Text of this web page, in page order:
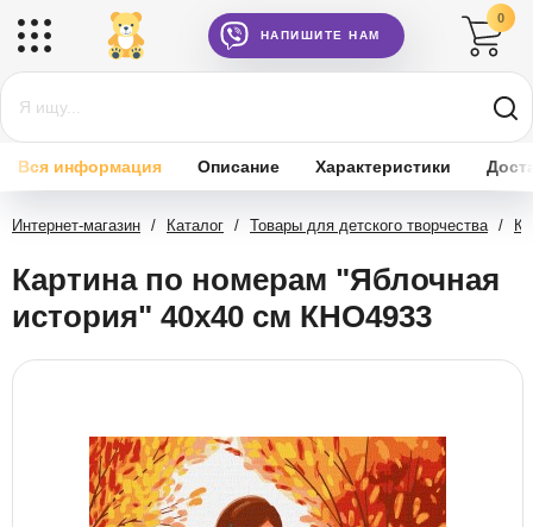
НАПИШИТЕ НАМ
0
Вся информация Описание Характеристики
Интернет-магазин / Каталог / Товары для детского творчества /
Картина по номерам "Яблочная
история" 40х40 см КНО4933